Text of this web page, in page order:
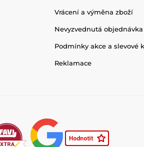
Vrácení a výměna zboží
Nevyzvednutá
Podmínky akce a slevové
Reklamace